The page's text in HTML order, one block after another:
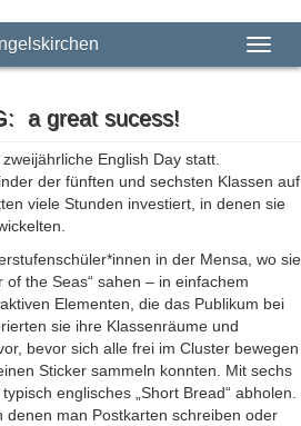
a great sucess!
English Day statt.
der fünften und sechsten Klassen auf
viele Stunden investiert, in denen sie
in der Mensa, wo sie
the Seas“ sahen – in einfachem
Elementen, die das Publikum bei
sie ihre Klassenräume und
bevor sich alle frei im Cluster bewegen
Sticker sammeln konnten. Mit sechs
englisches „Short Bread“ abholen.
denen man Postkarten schreiben oder